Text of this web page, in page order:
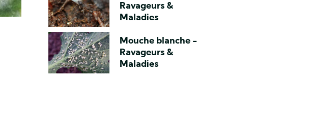
Ravageurs &
Maladies
Mouche blanche -
Ravageurs &
Maladies